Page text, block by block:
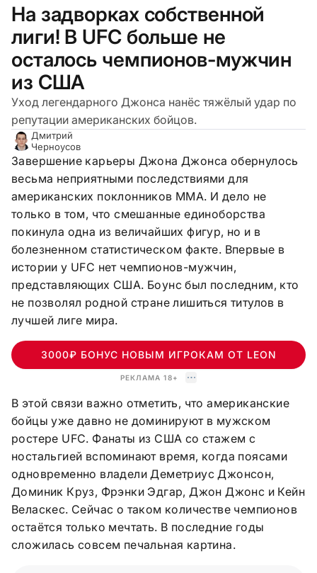
На задворках собственной
лиги! В UFC больше не
осталось чемпионов-мужчин
из США
Уход легендарного Джонса нанёс тяжёлый удар по
репутации американских бойцов.
Дмитрий
Черноусов
Завершение карьеры Джона Джонса обернулось
весьма неприятными последствиями для
американских поклонников ММА. И дело не
только в том, что смешанные единоборства
покинула одна из величайших фигур, но и в
болезненном статистическом факте. Впервые в
истории у UFC нет чемпионов-мужчин,
представляющих США. Боунс был последним, кто
не позволял родной стране лишиться титулов в
лучшей лиге мира.
3000₽ БОНУС НОВЫМ ИГРОКАМ ОТ LEON
РЕКЛАМА 18+
В этой связи важно отметить, что американские
бойцы уже давно не доминируют в мужском
ростере UFC. Фанаты из США со стажем с
ностальгией вспоминают время, когда поясами
одновременно владели Деметриус Джонсон,
Доминик Круз, Фрэнки Эдгар, Джон Джонс и Кейн
Веласкес. Сейчас о таком количестве чемпионов
остаётся только мечтать. В последние годы
сложилась совсем печальная картина.